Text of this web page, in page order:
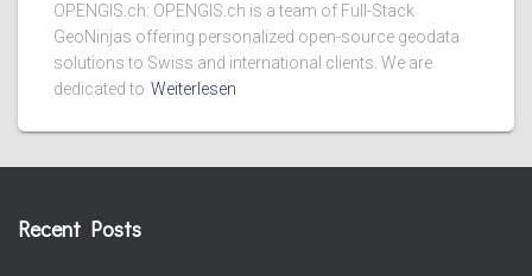
OPENGIS.ch: OPENGIS.ch is a team of Full-Stack
GeoNinjas offering personalized open-source geodata
solutions to Swiss and international clients. We are
dedicated to Weiterlesen
Recent Posts